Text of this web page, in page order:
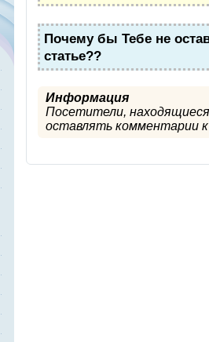
Почему бы Тебе не
статье??
Информация
Посетители,
оставлять комментарии к